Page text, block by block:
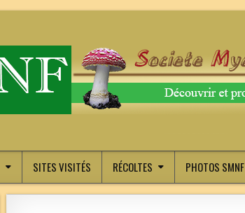
SITES VISITÉS RÉCOLTES PHOTOS SMNF